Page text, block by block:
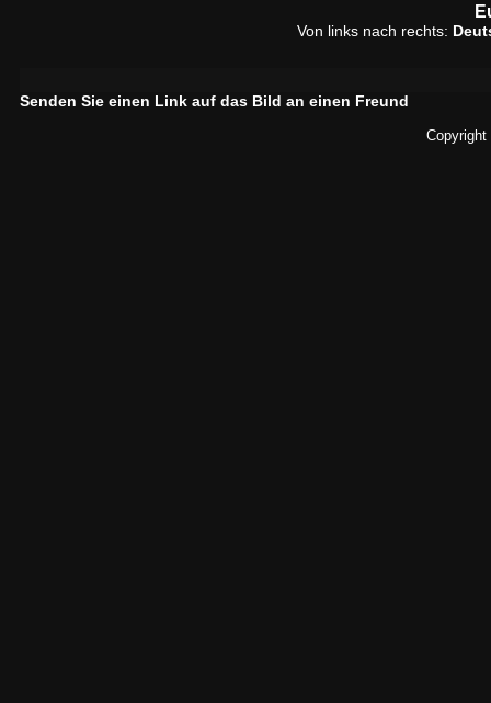
Von links nach rechts:
Senden Sie einen Link auf das Bild an einen Freund